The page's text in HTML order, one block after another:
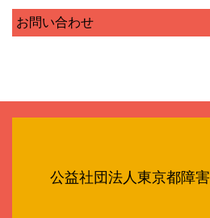
お問い合わせ
公益社団法人東京都障